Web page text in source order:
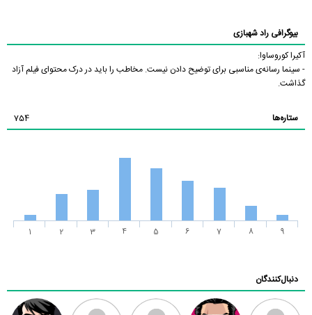
بیوگرافی راد شهبازی
آکیرا کوروساوا:
- سینما رسانه‌ی مناسبی برای توضیح دادن نیست. مخاطب را باید در درک محتوای فیلم آزاد
گذاشت.
ستاره‌ها 754
1 2 3 4 5 6 7 8 9
دنبال‌کنندگان